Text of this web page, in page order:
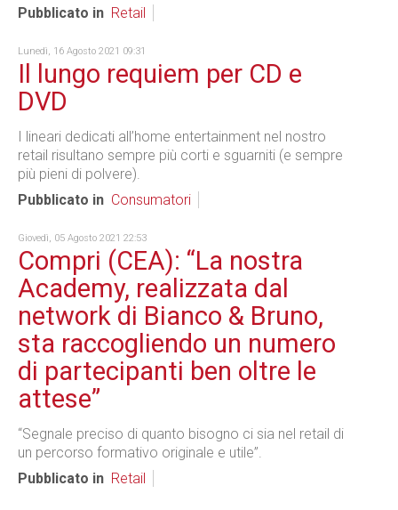
Pubblicato in Retail
Lunedì, 16 Agosto 2021 09:31
Il lungo requiem per CD e
DVD
I lineari dedicati all’home entertainment nel nostro
retail risultano sempre più corti e sguarniti (e sempre
più pieni di polvere).
Pubblicato in Consumatori
Giovedì, 05 Agosto 2021 22:53
Compri (CEA): “La nostra
Academy, realizzata dal
network di Bianco & Bruno,
sta raccogliendo un numero
di partecipanti ben oltre le
attese”
“Segnale preciso di quanto bisogno ci sia nel retail di
un percorso formativo originale e utile”.
Pubblicato in Retail